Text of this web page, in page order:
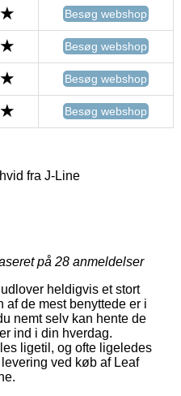
Besøg webshop
Besøg webshop
Besøg webshop
Besøg webshop
fra J-Line
på 28 anmeldelser
heldigvis et stort
af de mest benyttede er i
nemt selv kan hente de
ind i din hverdag.
ligetil, og ofte ligeledes
ved køb af Leaf